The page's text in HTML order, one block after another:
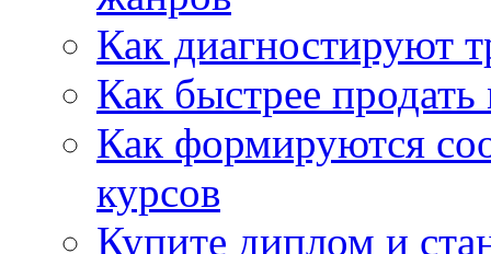
Как диагностируют
Как быстрее
Как формируются
курсов
Купите диплом и